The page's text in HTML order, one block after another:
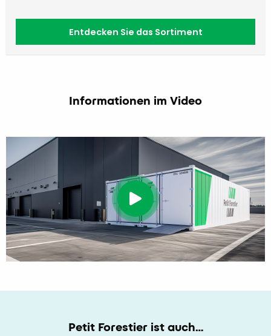
Entdecken Sie das Sortiment
Informationen im Video
Petit Forestier ist auch…